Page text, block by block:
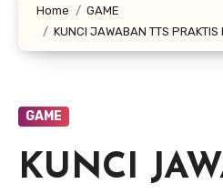
Home
GAME
KUNCI JAWABAN TTS
GAME
KUNCI